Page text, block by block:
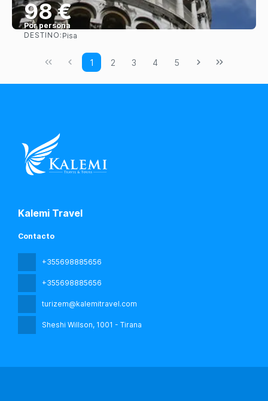
98 €
Por persona
DESTINO: Pisa
1 2 3 4 5
Kalemi Travel
Contacto
+355698885656
+355698885656
turizem@kalemitravel.com
Sheshi Willson, 1001 - Tirana